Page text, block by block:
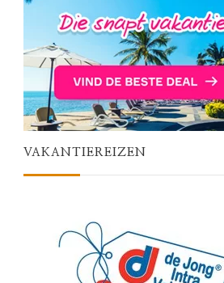
VAKANTIEREIZEN